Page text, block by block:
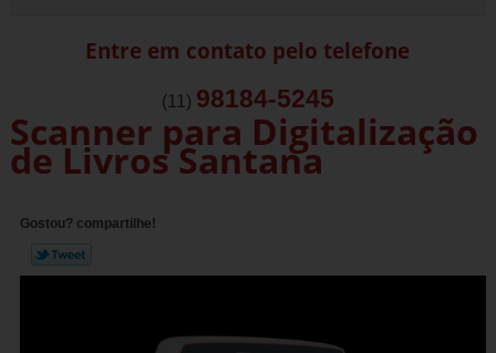
Entre em contato pelo telefone
(11) 98184-5245
Scanner para Digitalização
de Livros Santana
Gostou? compartilhe!